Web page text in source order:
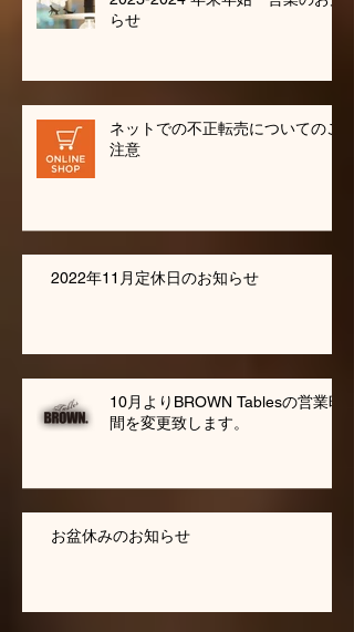
らせ
ネットでの不正転売についてのご
注意
2022年11月定休日のお知らせ
10月よりBROWN Tablesの営業時
間を変更致します。
お盆休みのお知らせ